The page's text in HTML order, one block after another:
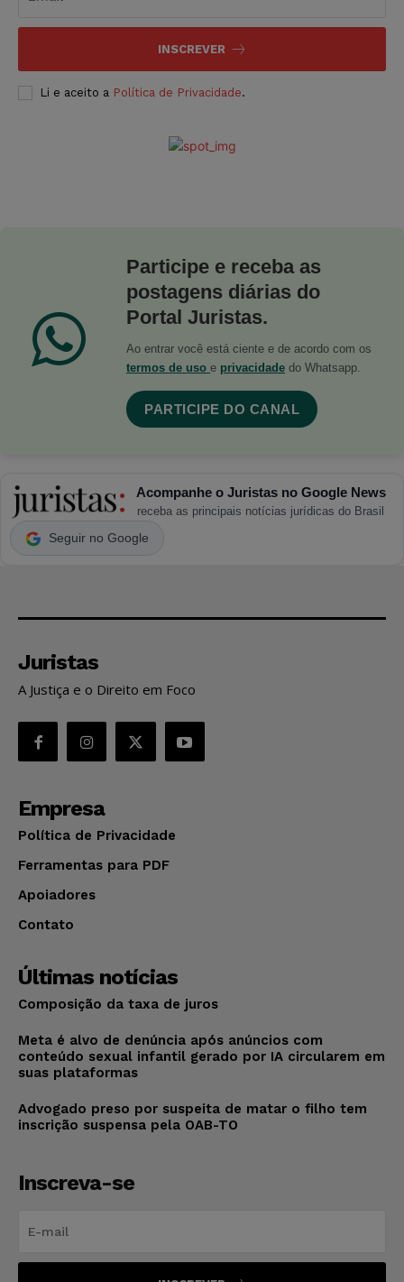
INSCREVER
Li e aceito a Política de Privacidade.
Participe e receba as
postagens diárias do
Portal Juristas.
Ao entrar você está ciente e de acordo com os
termos de uso e privacidade do Whatsapp.
PARTICIPE DO CANAL
Acompanhe o Juristas no Google News
receba as principais notícias jurídicas do Brasil
Seguir no Google
Juristas
A Justiça e o Direito em Foco
Empresa
Política de Privacidade
Ferramentas para PDF
Apoiadores
Contato
Últimas notícias
Composição da taxa de juros
Meta é alvo de denúncia após anúncios com
conteúdo sexual infantil gerado por IA circularem em
suas plataformas
Advogado preso por suspeita de matar o filho tem
inscrição suspensa pela OAB-TO
Inscreva-se